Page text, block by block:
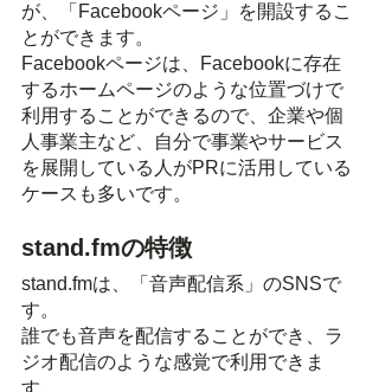
が、「Facebookページ」を開設するこ
とができます。
Facebookページは、Facebookに存在
するホームページのような位置づけで
利用することができるので、企業や個
人事業主など、自分で事業やサービス
を展開している人がPRに活用している
ケースも多いです。
stand.fmの特徴
stand.fmは、「音声配信系」のSNSで
す。
誰でも音声を配信することができ、ラ
ジオ配信のような感覚で利用できま
す。